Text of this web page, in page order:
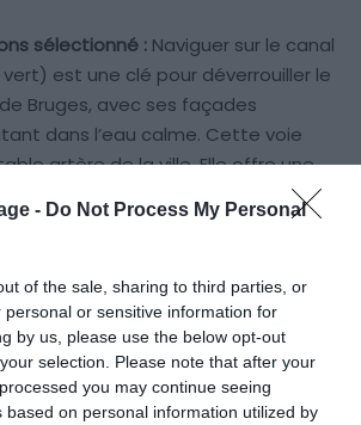
- Do Not Process My Personal
of the sale, sharing to third parties, or
personal or sensitive information for
by us, please use the below opt-out
selection. Please note that after your
you may continue seeing
based on personal information utilized by
sélectionné : Naviguer sur le canal
est une clé pour déverrouiller le
Bruges, avec ses façades
dans l’eau calme. Cette voie
artère de la ville. Elle offre une
à ciel ouvert.
:Les canaux de Bruges lui ont donné
du Nord. De plus, ils dévoilent de
ses bâtiments anciens. Le canal
riche passé commercial de la ville,
remarquable. Autrefois, il